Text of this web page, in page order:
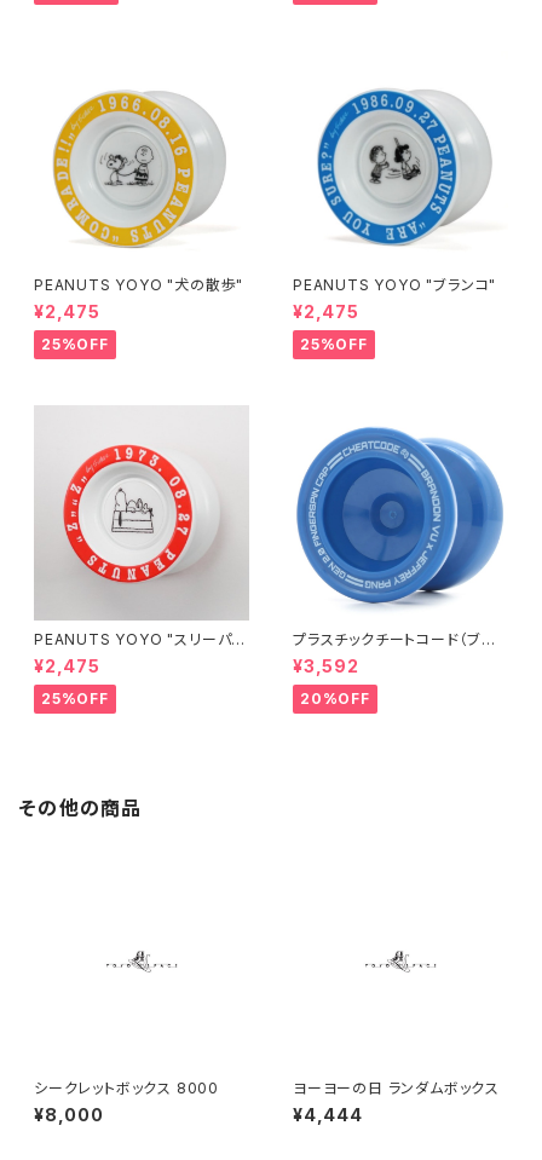
PEANUTS YOYO "犬の散歩"
¥2,475
25%OFF
PEANUTS YOYO "ブランコ"
¥2,475
25%OFF
PEANUTS YOYO "スリーパ
ー"
¥2,475
25%OFF
プラスチックチートコード（ブル
ー）
¥3,592
20%OFF
その他の商品
シークレットボックス 8000
¥8,000
ヨーヨーの日 ランダムボックス
¥4,444